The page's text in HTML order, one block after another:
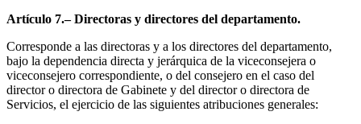
Artículo 7.– Directoras y directores del departamento.
Corresponde a las directoras y a los directores del departamento,
bajo la dependencia directa y jerárquica de la viceconsejera o
viceconsejero correspondiente, o del consejero en el caso del
director o directora de Gabinete y del director o directora de
Servicios, el ejercicio de las siguientes atribuciones generales: